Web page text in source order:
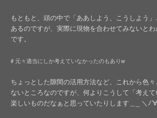
もともと、頭の中で「ああしよう、こうしよう
あるのですが、実際に現物を合わせてみないと
です。
# 元々適当にしか考えていなかったのもありw
ちょっとした隙間の活用方法など、これから色
ないところなのですが、何よりこうして「考え
楽しいものだなぁと思っていたりします＿_ ＼ﾉ